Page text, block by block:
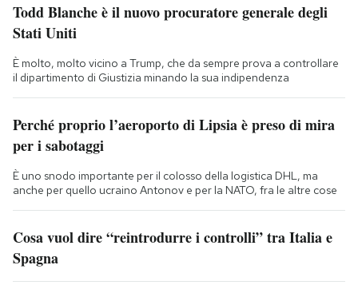
Todd Blanche è il nuovo procuratore generale degli
Stati Uniti
È molto, molto vicino a Trump, che da sempre prova a controllare
il dipartimento di Giustizia minando la sua indipendenza
Perché proprio l’aeroporto di Lipsia è preso di mira
per i sabotaggi
È uno snodo importante per il colosso della logistica DHL, ma
anche per quello ucraino Antonov e per la NATO, fra le altre cose
Cosa vuol dire “reintrodurre i controlli” tra Italia e
Spagna